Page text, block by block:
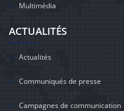
Multimédia
ACTUALITÉS
Actualités
Communiqués de presse
Campagnes de communication